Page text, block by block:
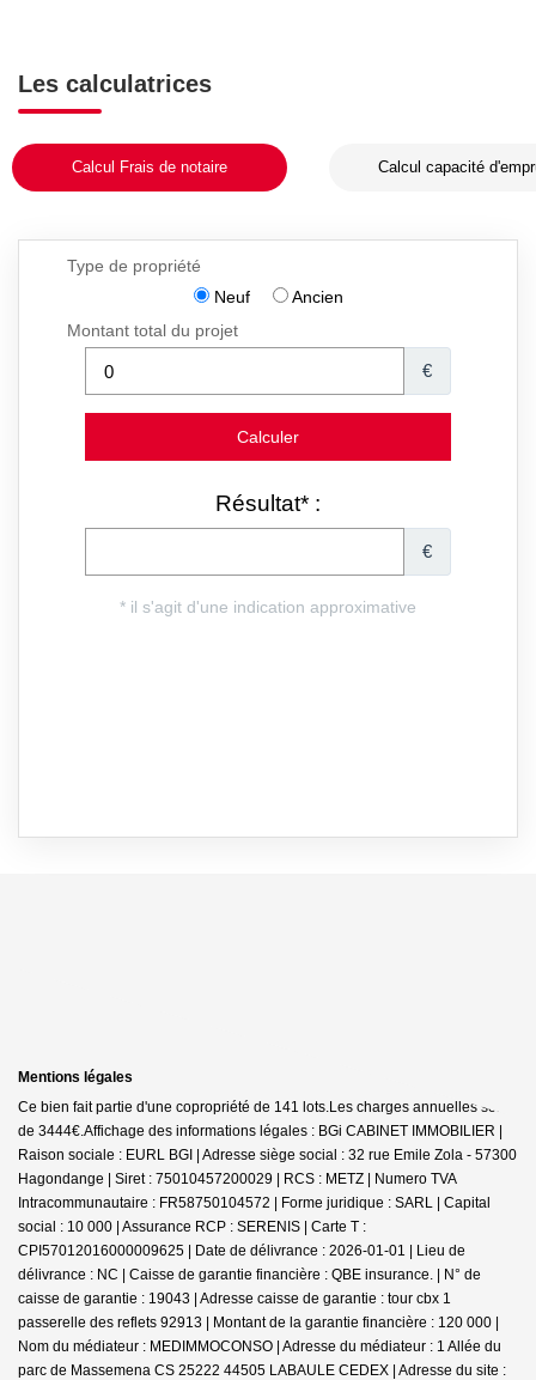
Les calculatrices
Calcul Frais de notaire Calcul capacité
Mentions légales
Ce bien fait partie d'une copropriété de 141 lots.Les charges annuelles sont
de 3444€. Affichage des informations légales : BGi CABINET IMMOBILIER |
Raison sociale : EURL BGI | Adresse siège social : 32 rue Emile Zola - 57300
Hagondange | Siret : 75010457200029 | RCS : METZ | Numero TVA
Intracommunautaire : FR58750104572 | Forme juridique : SARL | Capital
social : 10 000 | Assurance RCP : SERENIS | Carte T :
CPI57012016000009625 | Date de délivrance : 2026-01-01 | Lieu de
délivrance : NC | Caisse de garantie financière : QBE insurance. | N° de
caisse de garantie : 19043 | Adresse caisse de garantie : tour cbx 1
passerelle des reflets 92913 | Montant de la garantie financière : 120 000 |
Nom du médiateur : MEDIMMOCONSO | Adresse du médiateur : 1 Allée du
parc de Massemena CS 25222 44505 LABAULE CEDEX | Adresse du site :